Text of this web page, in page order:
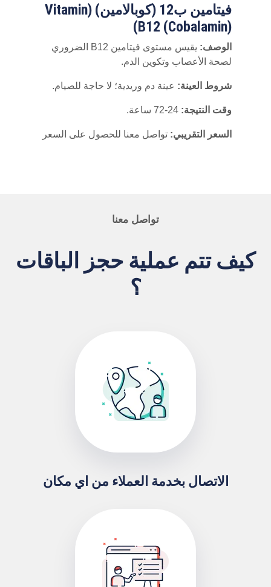
فيتامين ب12 (كوبالامين) (Vitamin
B12 (Cobalamin))
الوصف:
يقيس مستوى فيتامين B12 الضروري
لصحة الأعصاب وتكوين الدم.
شروط العينة: عينة دم وريدية؛ لا حاجة للصيام.
وقت النتيجة:
السعر التقريبي: تواصل معنا للحصول على السعر
تواصل معنا
كيف تتم عملية حجز الباقات
؟
الاتصال بخدمة العملاء من اي مكان